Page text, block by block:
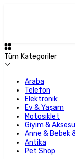
Tüm Kategoriler
Araba
Telefon
Elektronik
Ev & Yaşam
Motosiklet
Giyim &
Anne & Bebek
Antika
Pet Shop